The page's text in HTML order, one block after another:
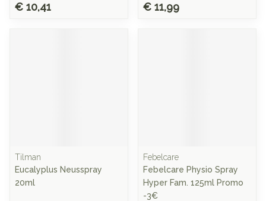
€ 10,41 € 11,99
Tilman
Eucalyplus Neusspray
20ml
Febelcare
Febelcare Physio Spray
Hyper Fam. 125ml Promo
-3€